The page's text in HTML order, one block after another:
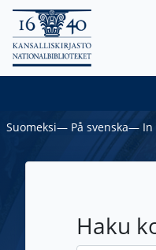
Suomeksi― På svenska― In
Haku